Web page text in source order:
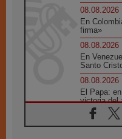
08.08.2026
En
firma»
08.08.2026
En
Santo
08.08.2026
El Papa:
victoria del
08.08.2026
León XIV